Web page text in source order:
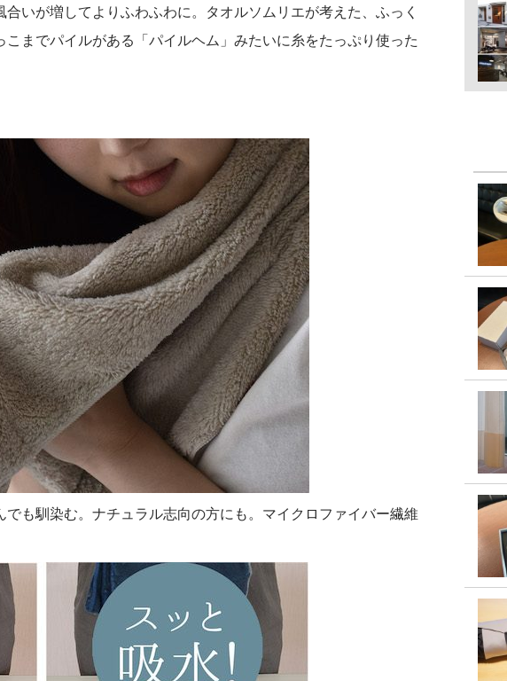
いが増してよりふわふわに。タオルソムリエが考えた、ふっく
までパイルがある「パイルヘム」みたいに糸をたっぷり使った
も馴染む。ナチュラル志向の方にも。マイクロファイバー繊維